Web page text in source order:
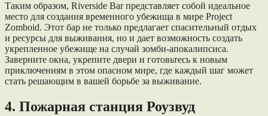
Таким образом, Riverside Bar представляет собой идеальное
место для создания временного убежища в мире Project
Zomboid. Этот бар не только предлагает спасительный отдых
и ресурсы для выживания, но и дает возможность создать
укрепленное убежище на случай зомби-апокалипсиса.
Заверните окна, укрепите двери и готовьтесь к новым
приключениям в этом опасном мире, где каждый шаг может
стать решающим в вашей борьбе за выживание.
4. Пожарная станция Роузвуд